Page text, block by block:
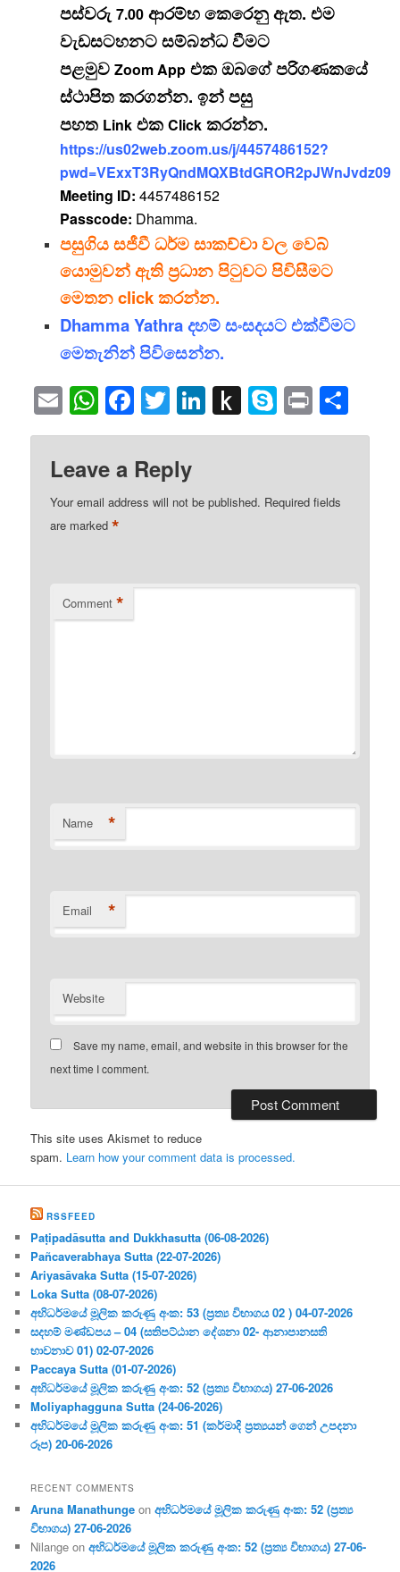
පස්වරු 7.00ආරම්භ කෙරෙනු ඇත. එම
වැඩසටහනට සම්බන්ධ වීමට
පළමුව Zoom Appඑක ඔබගේ පරිගණකයේ
ස්ථාපිත කරගන්න. ඉන් පසු
පහත Linkඑක Clickකරන්න.
https://us02web.zoom.us/j/4457486152?
pwd=VExxT3RyQndMQXBtdGROR2pJWnJvdz09
Meeting ID: 4457486152
Passcode: Dhamma.
පසුගිය සජීවී ධර්ම සාකච්චා වල වෙබ්
යොමුවන් ඇති ප්‍රධාන පිටුවට පිවිසීමට
මෙතන click කරන්න.
Dhamma Yathra දහම් සංසදයට එක්වීමට
මෙතැනින් පිවිසෙන්න.
EmailWhatsApp
Facebook
Twitter
LinkedIn
Push
to
Skype
Print
Leave a Reply
Your email address will not be published. Required fields
are marked*
Comment *
Name *
Email *
Website
Save my name, email, and website in this browser for the
next time I comment.
This site uses Akismet to reduce
spam. Learn how your comment data is processed.
RSSFEED
Paṭipadāsutta and Dukkhasutta (06-08-2026)
Pañcaverabhaya Sutta (22-07-2026)
Ariyasāvaka Sutta (15-07-2026)
Loka Sutta (08-07-2026)
අභිධර්මයේ මූලික කරුණු අංක: 53 (ප්‍ර‍ත්‍ය විභාගය 02 ) 04-07-2026
සදහම් මණ්ඩපය – 04 (සතිපට්ඨාන දේශනා 02- ආනාපානසති
භාවනාව 01) 02-07-2026
Paccaya Sutta (01-07-2026)
අභිධර්මයේ මූලික කරුණු අංක: 52 (ප්‍ර‍ත්‍ය විභාගය) 27-06-2026
Moliyaphagguna Sutta (24-06-2026)
අභිධර්මයේ මූලික කරුණු අංක: 51 (කර්මාදි ප්‍ර‍ත්‍යයන් ගෙන් උපදනා
රූප) 20-06-2026
RECENT COMMENTS
Aruna Manathunge onඅභිධර්මයේ මූලික කරුණු අංක: 52 (ප්‍ර‍ත්‍ය
විභාගය) 27-06-2026
Nilange onඅභිධර්මයේ මූලික කරුණු අංක: 52 (ප්‍ර‍ත්‍ය විභාගය) 27-06-
2026